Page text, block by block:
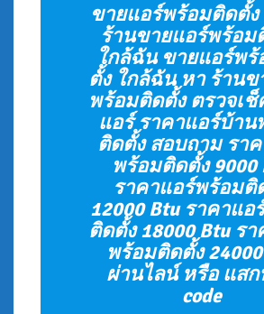
ขายแอร์พร้อมติดตั้
ร้านขายแอร์พร้อม
ใกล้ฉัน ขายแอร์พ
ตั้ง ใกล้ฉัน หา ร้านข
พร้อมติดตั้ง ตรวจเช็
แอร์ ราคาแอร์บ้าน
ติดตั้ง สอบถาม รา
พร้อมติดตั้ง 9000
ราคาแอร์พร้อมติ
12000 Btu ราคาแอ
ติดตั้ง 18000 Btu ร
พร้อมติดตั้ง
ผ่านไลน์ หรือ แสก
code